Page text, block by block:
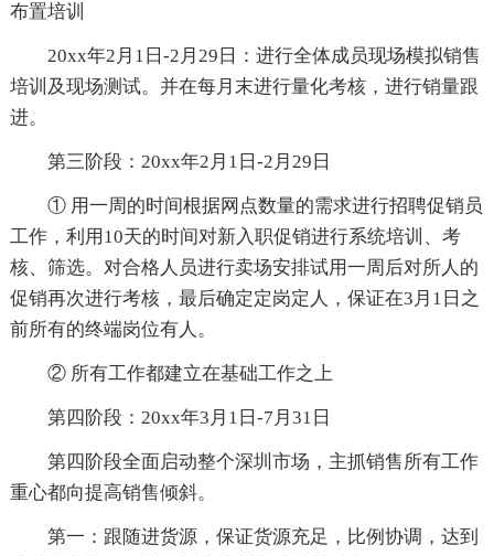
布置培训
20xx年2月1日-2月29日：进行全体成员现场模拟销售
培训及现场测试。并在每月末进行量化考核，进行销量跟
进。
第三阶段：20xx年2月1日-2月29日
① 用一周的时间根据网点数量的需求进行招聘促销员
工作，利用10天的时间对新入职促销进行系统培训、考
核、筛选。对合格人员进行卖场安排试用一周后对所人的
促销再次进行考核，最后确定定岗定人，保证在3月1日之
前所有的终端岗位有人。
② 所有工作都建立在基础工作之上
第四阶段：20xx年3月1日-7月31日
第四阶段全面启动整个深圳市场，主抓销售所有工作
重心都向提高销售倾斜。
第一：跟随进货源，保证货源充足，比例协调，达到